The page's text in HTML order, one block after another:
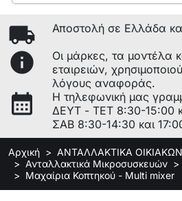
local_shipping Αποστολή σε Ελλάδα
info
Οι μάρκες, τα μοντέλα
εταιρειών,
λόγους αναφοράς.
calendar_month
Η τηλεφωνική μας
ΔΕΥΤ - ΤΕΤ 8:30-15:00
ΣΑΒ 8:30-14:30 και
Αρχική
ΑΝΤΑΛΛΑΚΤΙΚΑ
Ανταλλακτικά Μικροσυσκευών
Μαχαίρια Κοπτηκού - Multi mixer